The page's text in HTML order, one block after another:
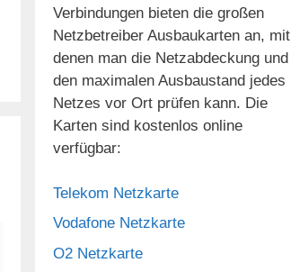
Verbindungen bieten die großen
Netzbetreiber Ausbaukarten an, mit
denen man die Netzabdeckung und
den maximalen Ausbaustand jedes
Netzes vor Ort prüfen kann. Die
Karten sind kostenlos online
verfügbar:
Telekom Netzkarte
Vodafone Netzkarte
O2 Netzkarte